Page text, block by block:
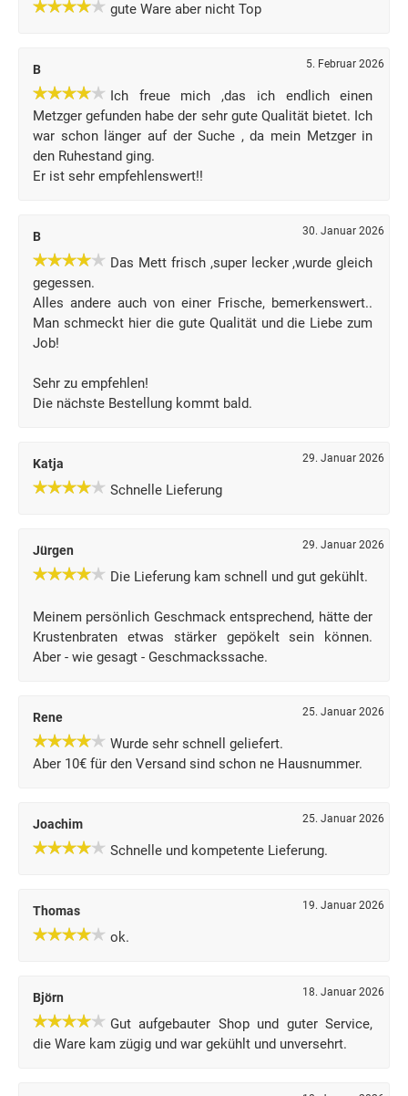
gute Ware aber nicht Top
B 5. Februar 2026
Ich freue mich ,das ich endlich einen
Metzger gefunden habe der sehr gute Qualität bietet. Ich
war schon länger auf der Suche , da mein Metzger in
den Ruhestand ging.
Er ist sehr empfehlenswert!!
B 30. Januar 2026
Das Mett frisch ,super lecker ,wurde gleich
gegessen.
Alles andere auch von einer Frische, bemerkenswert..
Man schmeckt hier die gute Qualität und die Liebe zum
Job!
Sehr zu empfehlen!
Die nächste Bestellung kommt bald.
Katja 29. Januar 2026
Schnelle Lieferung
Jürgen 29. Januar 2026
Die Lieferung kam schnell und gut gekühlt.
Meinem persönlich Geschmack entsprechend, hätte der
Krustenbraten etwas stärker gepökelt sein können.
Aber - wie gesagt - Geschmackssache.
Rene 25. Januar 2026
Wurde sehr schnell geliefert.
Aber 10€ für den Versand sind schon ne Hausnummer.
Joachim 25. Januar 2026
Schnelle und kompetente Lieferung.
Thomas 19. Januar 2026
ok.
Björn 18. Januar 2026
Gut aufgebauter Shop und guter Service,
die Ware kam zügig und war gekühlt und unversehrt.